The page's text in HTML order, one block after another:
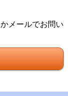
メールでお問い